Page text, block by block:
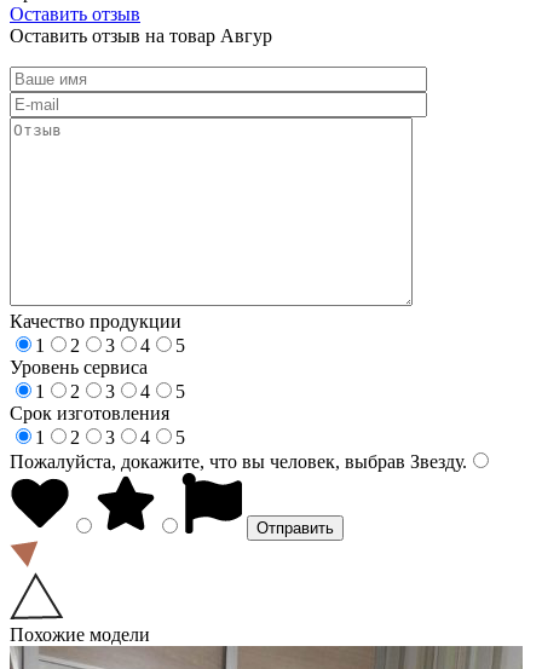
Оставить отзыв
Оставить отзыв на товар Авгур
Качество продукции
1
2 3 4
5
Уровень сервиса
1
2 3 4
5
Срок изготовления
1
2 3 4
5
Пожалуйста, докажите, что вы человек, выбрав Звезду.
Похожие модели